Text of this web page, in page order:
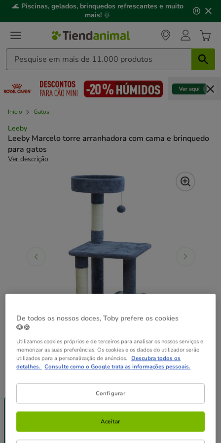
3,
mensagem,
🌊 Piscinas, gelados, brinquedos refrescantes e muito
mais! 🌞
Início Gatos
Leeby
Leeby Marcelo torre arranhadora com cama e brinquedo
para gatos
Ver descrição
cm
compras
+35€
49.99€
De todos os nossos doces, Toby prefere os cookies
🐶🍪
Utilizamos cookies próprios e de terceiros para analisar os nossos serviços e
memorizar as suas preferências. Os cookies e os dados do utilizador serão
utilizados para a personalização de anúncios. Descubra todos os
detalhes. Consulte como o Google trata as informações pessoais.
Configurar
Aceitar